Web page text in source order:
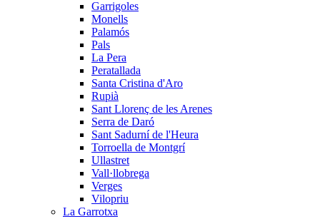
Garrigoles
Monells
Palamós
Pals
La Pera
Peratallada
Santa Cristina d'Aro
Rupià
Sant Llorenç de les Arenes
Serra de Daró
Sant Sadurní de l'Heura
Torroella de Montgrí
Ullastret
Vall·llobrega
Verges
Vilopriu
La Garrotxa